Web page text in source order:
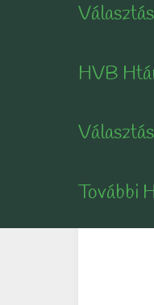
HVB
További